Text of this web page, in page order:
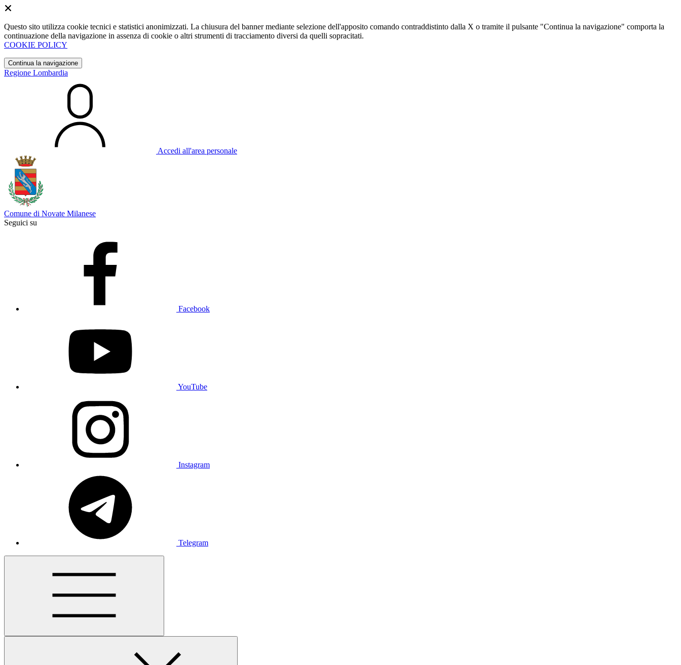
Questo sito utilizza cookie tecnici e statistici anonimizzati. La chiusura del banner mediante selezione dell'apposito comando contraddistinto dalla X o tramite il pulsante "Continua la navigazione" comporta la
continuazione della navigazione in assenza di cookie o altri strumenti di tracciamento diversi da quelli sopracitati.
COOKIE POLICY
Continua la navigazione
Regione Lombardia
Accedi all'area personale
Comune di Novate Milanese
Seguici su
Facebook
YouTube
Instagram
Telegram